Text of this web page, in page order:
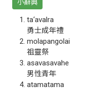
小辭典
ta‘avalra
勇士成年禮
molapangolai
祖靈祭
asavasavahe
男性青年
atamatama